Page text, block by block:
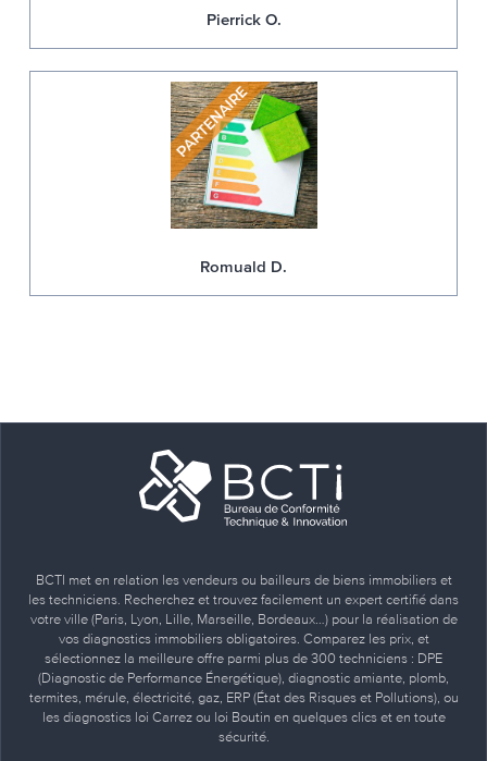
Pierrick O.
Romuald D.
BCTI met en relation les vendeurs ou bailleurs de biens immobiliers et
les techniciens. Recherchez et trouvez facilement un expert certifié dans
votre ville (Paris, Lyon, Lille, Marseille, Bordeaux…) pour la réalisation de
vos diagnostics immobiliers obligatoires. Comparez les prix, et
sélectionnez la meilleure offre parmi plus de 300 techniciens : DPE
(Diagnostic de Performance Énergétique), diagnostic amiante, plomb,
termites, mérule, électricité, gaz, ERP (État des Risques et Pollutions), ou
les diagnostics loi Carrez ou loi Boutin en quelques clics et en toute
sécurité.